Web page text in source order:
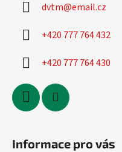
dvtm@email.cz
+420 777 764 432
+420 777 764 430
Informace pro vás